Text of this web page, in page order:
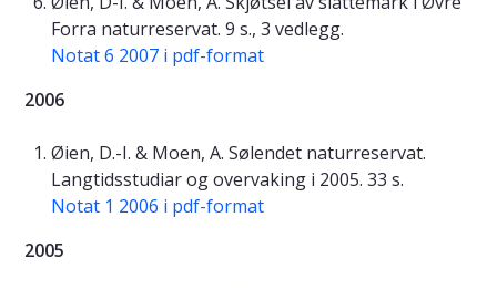
Forra naturreservat. 9 s., 3 vedlegg.
Notat 6 2007 i pdf-format
2006
Øien, D.-I. & Moen, A. Sølendet naturreservat.
Langtidsstudiar og overvaking i 2005. 33 s.
Notat 1 2006 i pdf-format
2005